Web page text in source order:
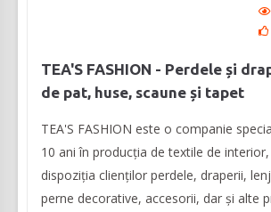
TEA'S FASHION - Perdele și
de pat, huse, scaune și tapet
TEA'S FASHION este o companie
10 ani în producția de textile de
dispoziția clienților perdele, draperii,
perne decorative, accesorii, dar și alte